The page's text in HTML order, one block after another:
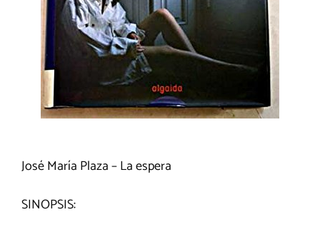
José María Plaza – La espera
SINOPSIS: